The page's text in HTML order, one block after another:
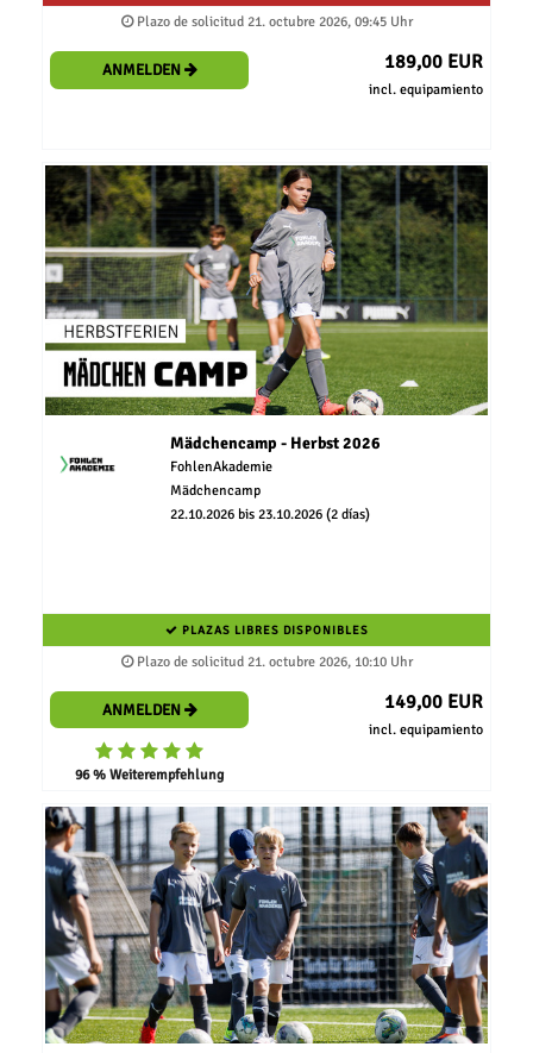
Plazo de solicitud 21. octubre 2026, 09:45 Uhr
ANMELDEN 189,00 EUR
incl. equipamiento
Mädchencamp - Herbst 2026
FohlenAkademie
Mädchencamp
22.10.2026 bis 23.10.2026 (2 días)
PLAZAS LIBRES DISPONIBLES
Plazo de solicitud 21. octubre 2026, 10:10 Uhr
ANMELDEN
96 % Weiterempfehlung
149,00 EUR
incl. equipamiento